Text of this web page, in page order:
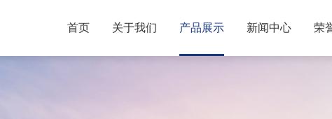
首页 关于我们 产品展示 新闻中心 荣